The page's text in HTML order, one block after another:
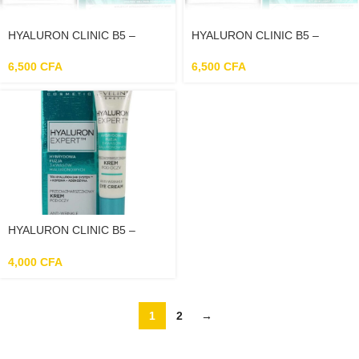
HYALURON CLINIC B5 –
Le Visage 50+ – 50ML
6,500 CFA
HYALURON CLINIC B5 –
Raffermissante Pour Le Visage
6,500 CFA
HYALURON CLINIC B5 –
Yeux Anti – Rides – 15ml
4,000 CFA
1 2 →